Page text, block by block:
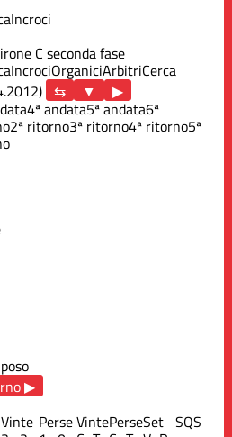
Incroci
C seconda fase
IncrociOrganiciArbitriCerca
▶
4ª andata5ª andata6ª
2ª ritorno3ª ritorno4ª ritorno5ª
▶
Vinte PerseVintePerseSet SQS